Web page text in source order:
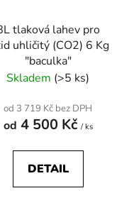
tlaková lahev pro
uhličitý (CO2) 6 Kg
"baculka"
Skladem (>5 ks)
od 3 719 Kč bez DPH
od 4 500 Kč / ks
DETAIL